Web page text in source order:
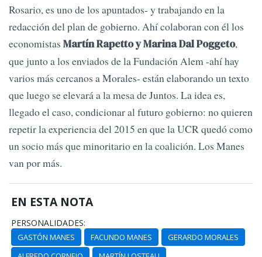
Rosario, es uno de los apuntados- y trabajando en la
redacción del plan de gobierno. Ahí colaboran con él los
economistas Martín Rapetto y Marina Dal Poggeto,
que junto a los enviados de la Fundación Alem -ahí hay
varios más cercanos a Morales- están elaborando un texto
que luego se elevará a la mesa de Juntos. La idea es,
llegado el caso, condicionar al futuro gobierno: no quieren
repetir la experiencia del 2015 en que la UCR quedó como
un socio más que minoritario en la coalición. Los Manes
van por más.
EN ESTA NOTA
PERSONALIDADES:
GASTÓN MANES FACUNDO MANES
GERARDO MORALES